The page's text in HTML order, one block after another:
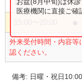
10:00〜15:00
外来受付時間・内容等
認ください。
医療機関に直接ご確
備考: 日曜・祝日